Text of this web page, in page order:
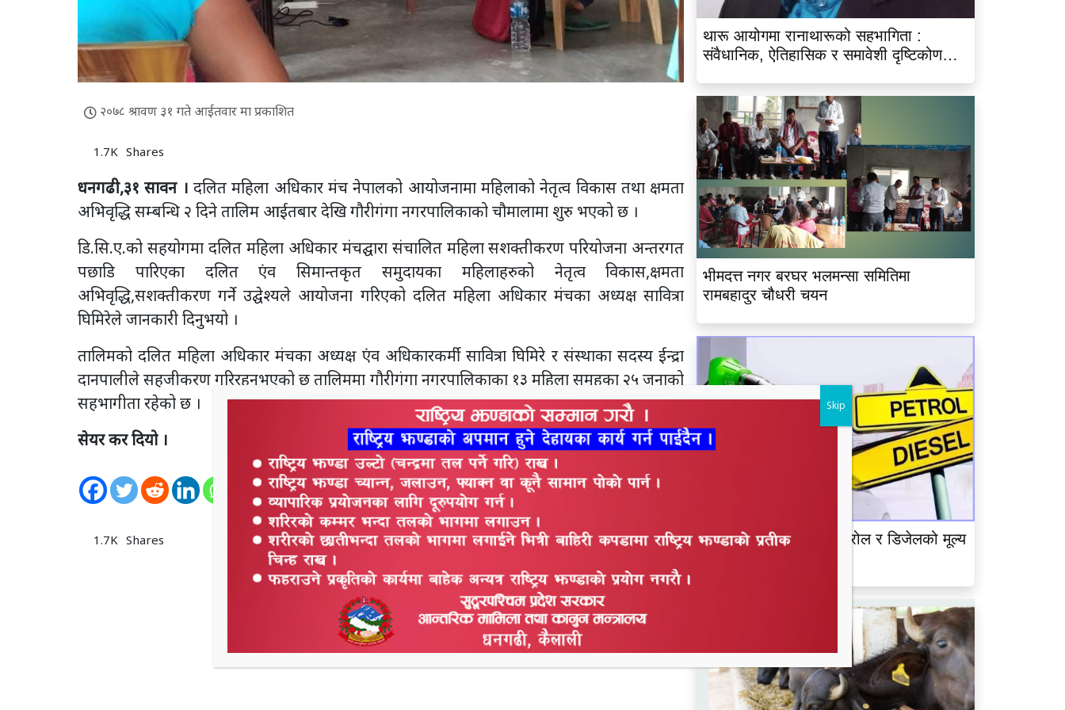
२०७८ श्रावण ३१ गते आईतवार मा प्रकाशित
1.7K Shares
धनगढी,३१ सावन । दलित महिला अधिकार मंच नेपालको आयोजनामा महिलाको नेतृत्व विकास तथा क्षमता
अभिवृद्धि सम्बन्धि २ दिने तालिम आईतबार देखि गौरीगंगा नगरपालिकाको चौमालामा शुरु भएको छ ।
डि.सि.ए.को सहयोगमा दलित महिला अधिकार मंचद्घारा संचालित महिला सशक्तीकरण परियोजना अन्तरगत
पछाडि पारिएका दलित एंव सिमान्तकृत समुदायका महिलाहरुको नेतृत्व विकास,क्षमता
अभिवृद्धि,सशक्तीकरण गर्ने उद्घेश्यले आयोजना गरिएको दलित महिला अधिकार मंचका अध्यक्ष सावित्रा
घिमिरेले जानकारी दिनुभयो ।
तालिमको दलित महिला अधिकार मंचका अध्यक्ष एंव अधिकारकर्मी सावित्रा घिमिरे र संस्थाका सदस्य ईन्द्रा
दानपालीले सहजीकरण गरिरहनुभएको छ तालिममा गौरीगंगा नगरपालिकाका १३ महिला समूहका २५ जनाको
सहभागीता रहेको छ ।
सेयर कर दियो ।
0
Shares
1.7K Shares
थारू आयोगमा रानाथारूको सहभागिता :
संवैधानिक, ऐतिहासिक र समावेशी दृष्टिकोणबाट
भीमदत्त नगर बरघर भलमन्सा समितिमा
रामबहादुर चौधरी चयन
नेपाल आयल निगमद्वारा पेट्रोल र डिजेलको मूल्य
Skip